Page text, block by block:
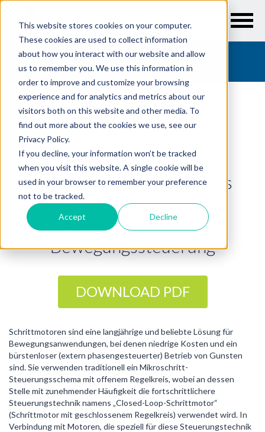
This website stores cookies on your computer.
These cookies are used to collect information
about how you interact with our website and allow
us to remember you. We use this information in
order to improve and customize your browsing
experience and for analytics and metrics about our
visitors both on this website and other media. To
find out more about the cookies we use, see our
Privacy Policy.
If you decline, your information won’t be tracked
when you visit this website. A single cookie will be
used in your browser to remember your preference
not to be tracked.
Accept Decline
Resources/Articles/Schrittmotoren mit geschlossenem
Regelkreis ermöglichen neue Anwendungen der
Bewegungssteuerung
Schrittmotoren mit
geschlossenem Regelkreis
ermöglichen neue
Anwendungen der
Bewegungssteuerung
DOWNLOAD PDF
Schrittmotoren sind eine langjährige und beliebte Lösung für
Bewegungsanwendungen, bei denen niedrige Kosten und ein
bürstenloser (extern phasengesteuerter) Betrieb von Gunsten
sind. Sie verwenden traditionell ein Mikroschritt-
Steuerungsschema mit offenem Regelkreis, wobei an dessen
Stelle mit zunehmender Häufigkeit die fortschrittlichere
Steuerungstechnik namens „Closed-Loop-Schrittmotor“
(Schrittmotor mit geschlossenem Regelkreis) verwendet wird. In
Verbindung mit Motoren, die speziell für diese Steuerungstechnik